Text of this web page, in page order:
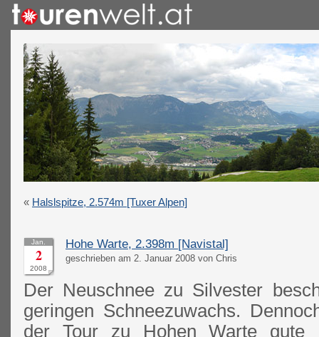
« Halslspitze, 2.574m [Tuxer Alpen]
Jan.
2
2008
Hohe Warte, 2.398m [Navistal]
geschrieben am 2. Januar 2008 von Chris
Der Neuschnee zu Silvester
geringen Schneezuwachs.
der Tour zu Hohen Warte gute